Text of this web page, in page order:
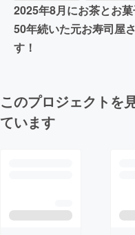
2025年8月にお茶とお
50年続いた元お寿司屋
す！
このプロジェクトを
ています